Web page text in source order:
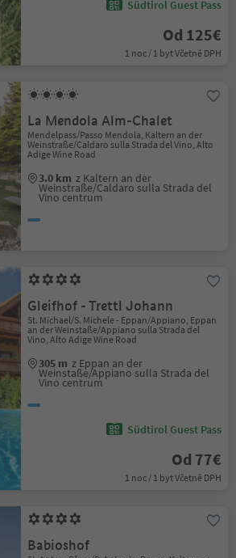
Südtirol Guest Pass
Od 125€
1 noc / 1 byt Včetně DPH
La Mendola Alm-Chalet
Mendelpass/Passo Mendola, Kaltern an der
Weinstraße/Caldaro sulla Strada del Vino, Alto
Adige Wine Road
3.0 km z Kaltern an der
Weinstraße/Caldaro sulla Strada del
Vino centrum
Gleifhof - Trettl Johann
St. Michael/S. Michele - Eppan/Appiano, Eppan
an der Weinstaße/Appiano sulla Strada del
Vino, Alto Adige Wine Road
305 m z Eppan an der
Weinstaße/Appiano sulla Strada del
Vino centrum
Südtirol Guest Pass
Od 77€
1 noc / 1 byt Včetně DPH
Babioshof